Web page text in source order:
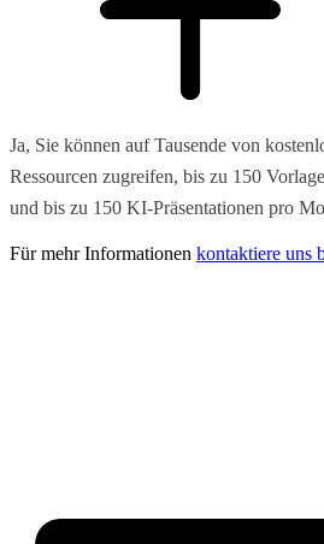
Ja, Sie können auf Tausende von
Ressourcen zugreifen, bis zu 150
und bis zu 150 KI-Präsentationen pro
Für mehr Informationen kontaktiere uns